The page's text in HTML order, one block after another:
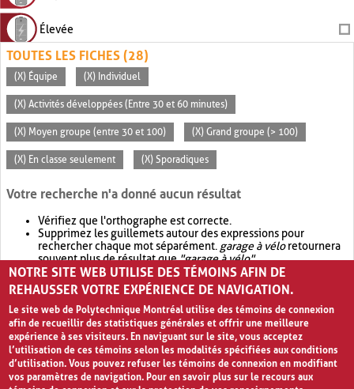
Élevée
TOUTES LES FICHES (28)
(X) Équipe (X) Individuel
(X) Activités développées (Entre 30 et 60 minutes)
(X) Moyen groupe (entre 30 et 100) (X) Grand groupe (> 100)
(X) En classe seulement (X) Sporadiques
Votre recherche n'a donné aucun résultat
Vérifiez que l'orthographe est correcte.
Supprimez les guillemets autour des expressions pour
rechercher chaque mot séparément. garage à véloretournera
souvent plus de résultat que"garage à vélo".
Envisagez d'élargir votre recherche avec OR.garage OR vélo
retournera souvent plus de résultat quegarage à vélo
NOTRE SITE WEB UTILISE DES TÉMOINS AFIN DE
REHAUSSER VOTRE EXPÉRIENCE DE NAVIGATION.
Le site web de Polytechnique Montréal utilise des témoins de connexion
afin de recueillir des statistiques générales et offrir une meilleure
expérience à ses visiteurs. En naviguant sur le site, vous acceptez
l’utilisation de ces témoins selon les modalités spécifiées aux conditions
d’utilisation. Vous pouvez refuser les témoins de connexion en modifiant
vos paramètres de navigation. Pour en savoir plus sur le recours aux